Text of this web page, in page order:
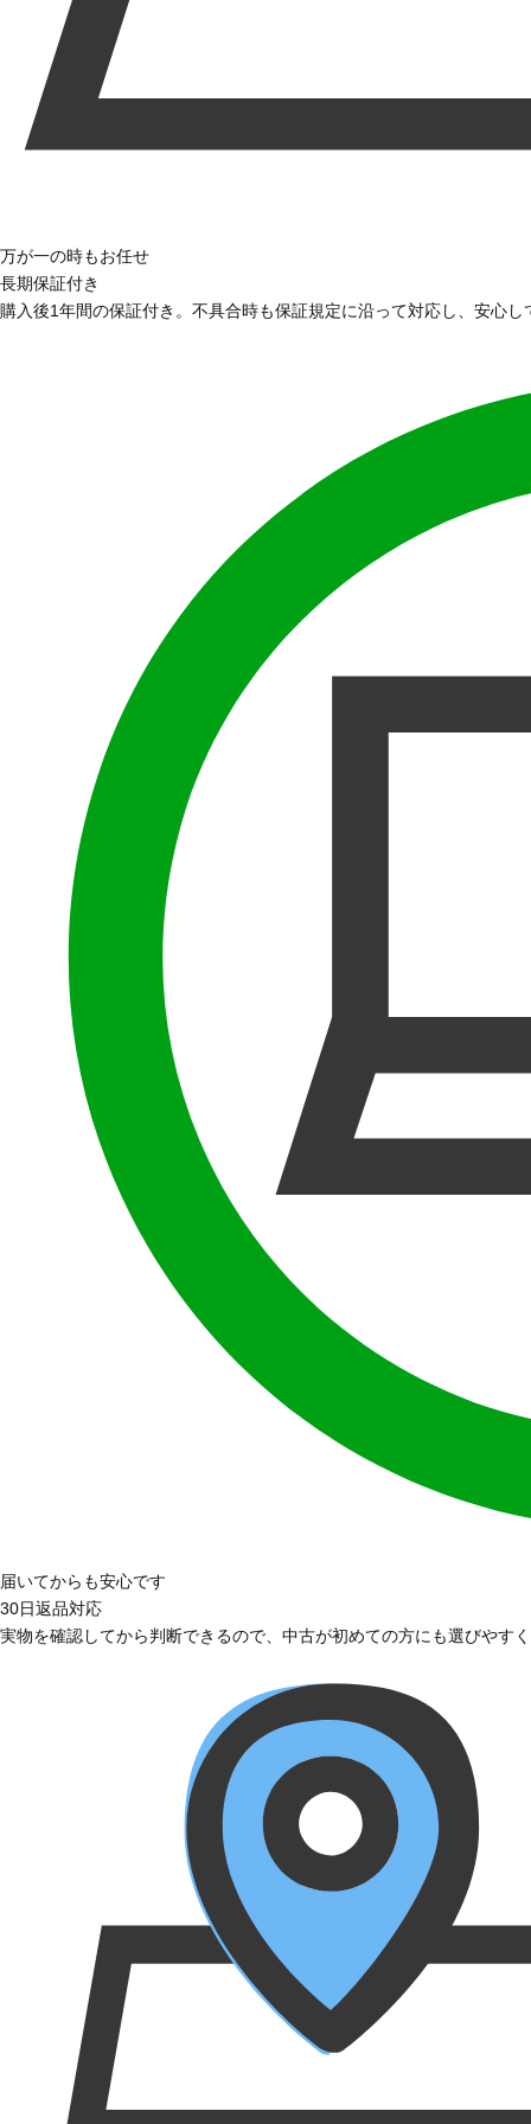
万が一の時もお任せ
長期保証付き
購入後1年間の保証付き。不具合時も保証規定に沿って対応し、安心
届いてからも安心です
30日返品対応
実物を確認してから判断できるので、中古が初めての方にも選びやす